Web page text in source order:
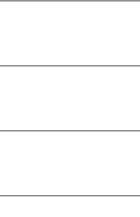
à projets, rencontres...